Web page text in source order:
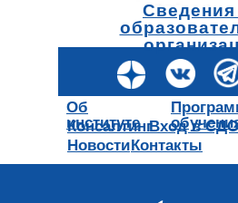
Сведения
Об
институте
Консалтинг
Новости
Вход в СДО
Контакты